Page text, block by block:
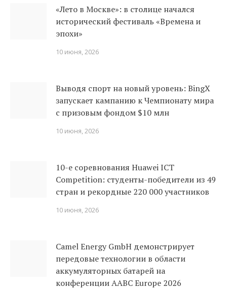
«Лето в Москве»: в столице начался
исторический фестиваль «Времена и
эпохи»
10 июня, 2026
Выводя спорт на новый уровень: BingX
запускает кампанию к Чемпионату мира
с призовым фондом $10 млн
10 июня, 2026
10-е соревнования Huawei ICT
Competition: студенты-победители из 49
стран и рекордные 220 000 участников
10 июня, 2026
Camel Energy GmbH демонстрирует
передовые технологии в области
аккумуляторных батарей на
конференции AABC Europe 2026